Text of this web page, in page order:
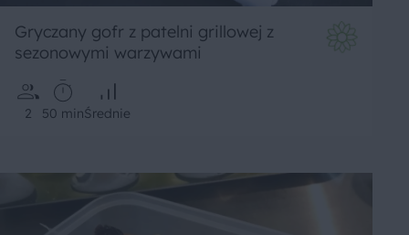
Gryczany gofr z patelni grillowej z
sezonowymi warzywami
2 50 minŚrednie